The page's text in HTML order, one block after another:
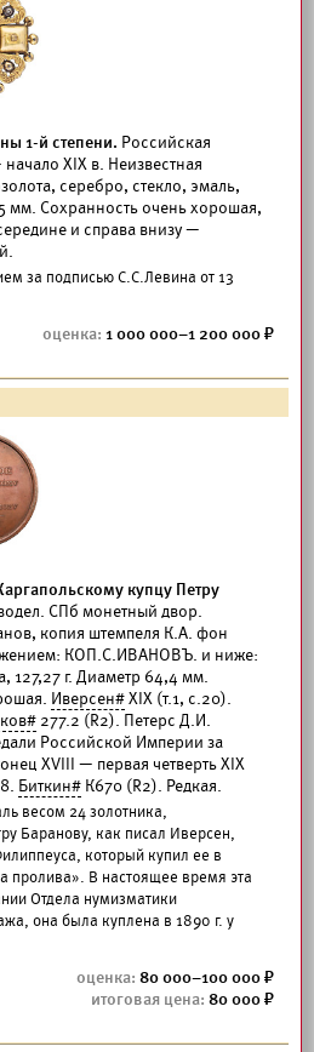
1-й степени. Российская
XIX в. Неизвестная
серебро, стекло, эмаль,
мм. Сохранность очень хорошая,
и справа внизу —
за подписью С.С.Левина от 13
1 000 000–1 200 000
купцу Петру
СПб монетный двор.
копия штемпеля К.А. фон
КОП.С.ИВАНОВЪ. и ниже:
127,27 г. Диаметр 64,4 мм.
Иверсен#XIX (т.1, с.20).
277.2 (R2). Петерс Д.И.
Российской Империи за
XVIII — первая четверть XIX
Биткин# К670 (R2). Редкая.
весом 24 золотника,
Баранову, как писал Иверсен,
который купил ее в
пролива». В настоящее время эта
Отдела нумизматики
она была куплена в 1890 г. у
80 000–100 000
80 000